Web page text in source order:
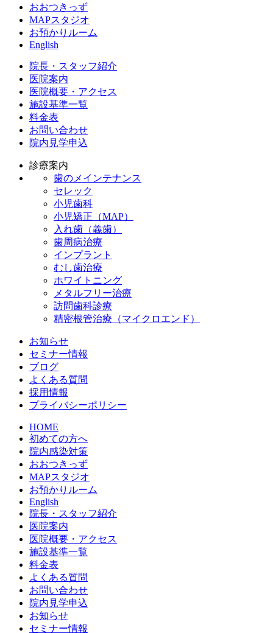
おおつきっず
MAPスタジオ
お預かりルーム
English
院長・スタッフ紹介
医院案内
医院概要・アクセス
施設基準一覧
料金表
お問い合わせ
院内見学申込
診療案内
歯のメインテナンス
セレック
小児歯科
小児矯正（MAP）
入れ歯（義歯）
歯周病治療
インプラント
むし歯治療
ホワイトニング
メタルフリー治療
訪問歯科診療
精密根管治療（マイクロエンド）
お知らせ
セミナー情報
ブログ
よくある質問
採用情報
プライバシーポリシー
HOME
初めての方へ
院内感染対策
おおつきっず
MAPスタジオ
お預かりルーム
English
院長・スタッフ紹介
医院案内
医院概要・アクセス
施設基準一覧
料金表
よくある質問
お問い合わせ
院内見学申込
お知らせ
セミナー情報